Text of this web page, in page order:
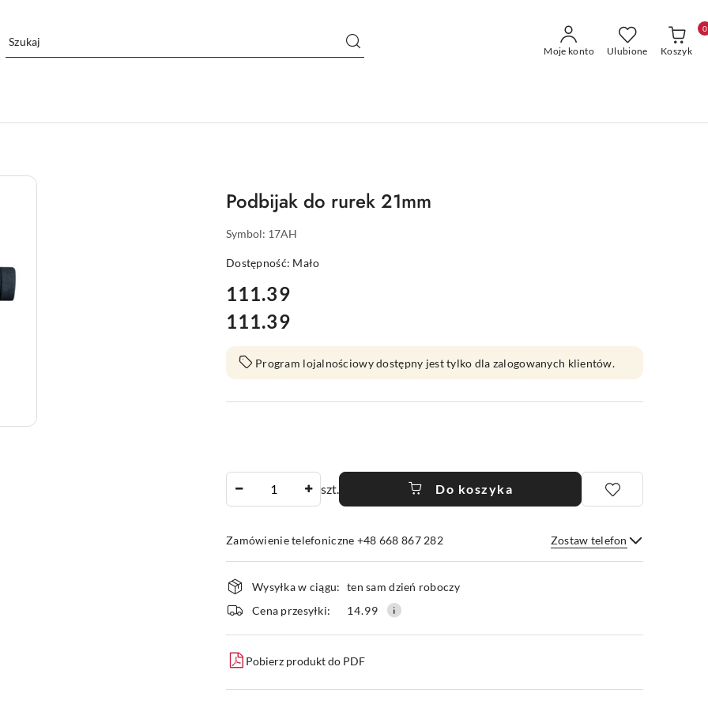
Moje konto Ulubione Koszyk
0
Podbijak do rurek 21mm
Symbol: 17AH
Dostępność: Mało
cena:
111.39
Cena:
111.39
Program lojalnościowy dostępny jest tylko dla zalogowanych klientów.
szt. Do koszyka
Zamówienie telefoniczne +48 668 867 282 Zostaw telefon
Wyślij
Dostępność
i
dostawa
Wysyłka w ciągu: ten sam dzień roboczy
Cena przesyłki:
14.99
Pobierz produkt do PDF